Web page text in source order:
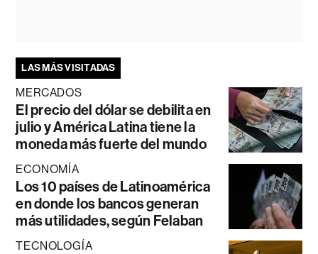
LAS MÁS VISITADAS
MERCADOS
El precio del dólar se debilita en
julio y América Latina tiene la
moneda más fuerte del mundo
ECONOMÍA
Los 10 países de Latinoamérica
en donde los bancos generan
más utilidades, según Felaban
TECNOLOGÍA